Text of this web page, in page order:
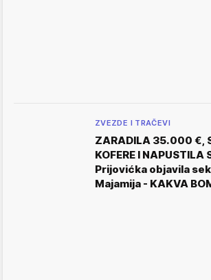
ZVEZDE I TRAČEVI
ZARADILA 35.000 €,
KOFERE I NAPUSTILA
Prijovićka objavila
Majamija - KAKVA